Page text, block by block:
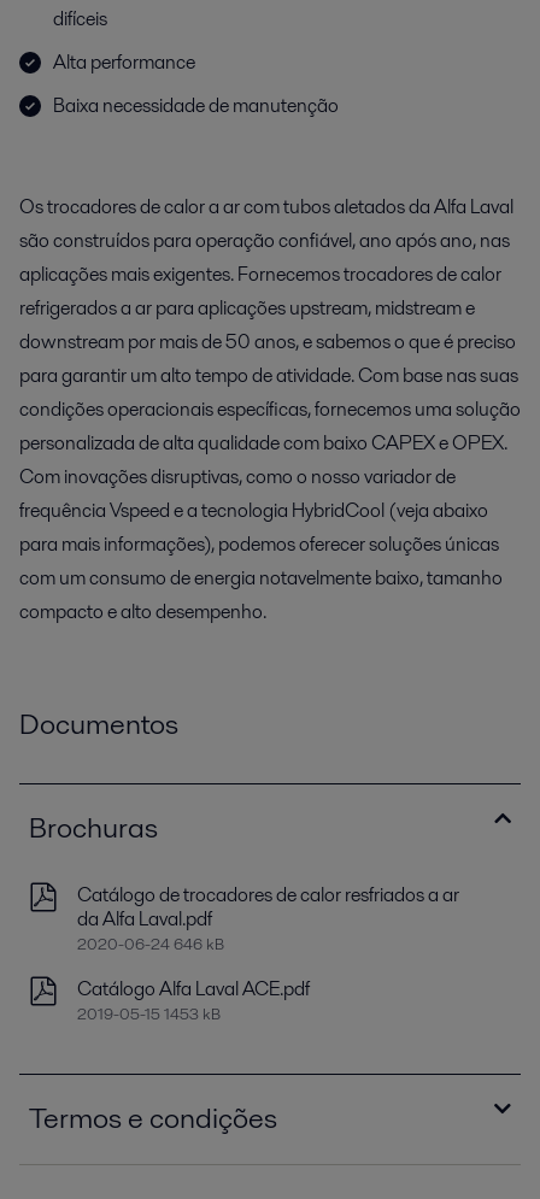
difíceis
Alta performance
Baixa necessidade de manutenção
Os trocadores de calor a ar com tubos aletados da Alfa Laval
são construídos para operação confiável, ano após ano, nas
aplicações mais exigentes. Fornecemos trocadores de calor
refrigerados a ar para aplicações upstream, midstream e
downstream por mais de 50 anos, e sabemos o que é preciso
para garantir um alto tempo de atividade. Com base nas suas
condições operacionais específicas, fornecemos uma solução
personalizada de alta qualidade com baixo CAPEX e OPEX.
Com inovações disruptivas, como o nosso variador de
frequência Vspeed e a tecnologia HybridCool (veja abaixo
para mais informações), podemos oferecer soluções únicas
com um consumo de energia notavelmente baixo, tamanho
compacto e alto desempenho.
Documentos
Brochuras
Catálogo de trocadores de calor resfriados a ar
da Alfa Laval.pdf
2020-06-24 646 kB
Catálogo Alfa Laval ACE.pdf
2019-05-15 1453 kB
Termos e condições